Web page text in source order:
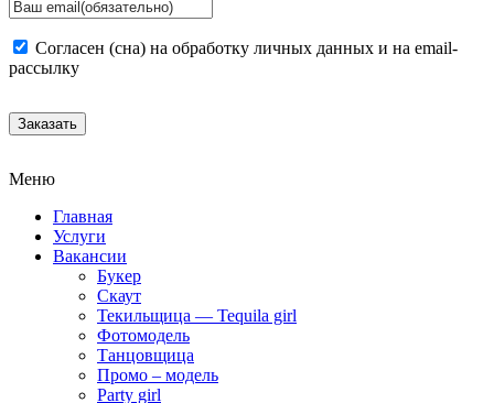
Согласен (сна) на обработку личных данных и на email-
рассылку
Заказать
Меню
Главная
Услуги
Вакансии
Букер
Скаут
Текильщица — Tequila girl
Фотомодель
Танцовщица
Промо – модель
Party girl